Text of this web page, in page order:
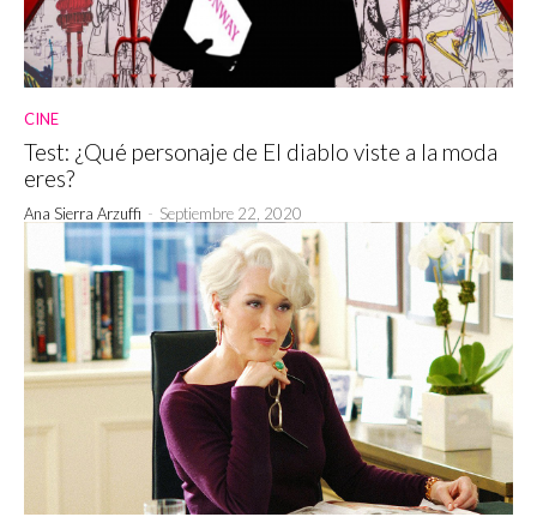
CINE
Test: ¿Qué personaje de El diablo viste a la moda
eres?
Ana Sierra Arzuffi - Septiembre 22, 2020